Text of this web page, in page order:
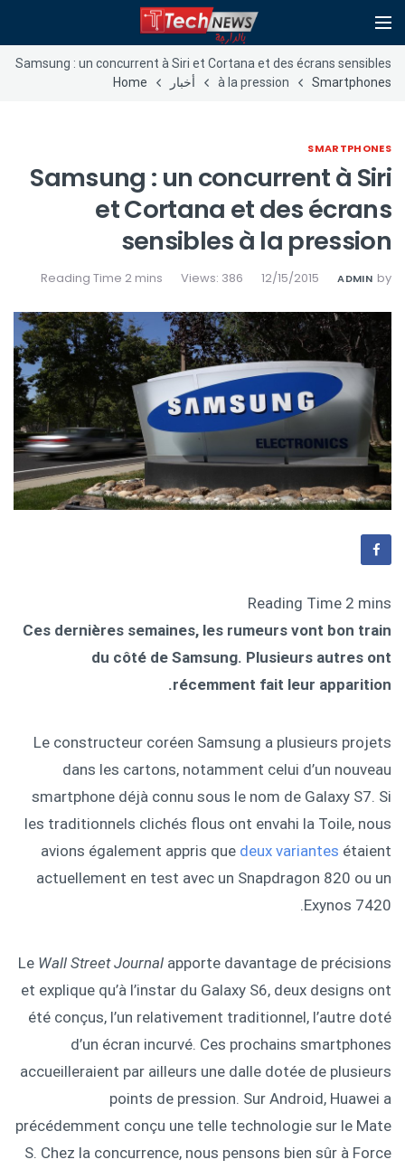
Samsung : un concurrent à Siri et Cortana et des écrans sensibles
à la pression
Smartphones أخبار Home
SMARTPHONES
Samsung : un concurrent à Siri
et Cortana et des écrans
sensibles à la pression
by
ADMIN
12/15/2015
Views: 386
Ces dernières semaines, les rumeurs vont bon train
du côté de Samsung. Plusieurs autres ont
récemment fait leur apparition.
Le constructeur coréen Samsung a plusieurs projets
dans les cartons, notamment celui d’un nouveau
smartphone déjà connu sous le nom de Galaxy S7. Si
les traditionnels clichés flous ont envahi la Toile, nous
avions également appris que deux variantes étaient
actuellement en test avec un Snapdragon 820 ou un
Exynos 7420.
Le Wall Street Journal apporte davantage de précisions
et explique qu’à l’instar du Galaxy S6, deux designs ont
été conçus, l’un relativement traditionnel, l’autre doté
d’un écran incurvé. Ces prochains smartphones
accueilleraient par ailleurs une dalle dotée de plusieurs
points de pression. Sur Android, Huawei a
précédemment conçu une telle technologie sur le Mate
S. Chez la concurrence, nous pensons bien sûr à Force